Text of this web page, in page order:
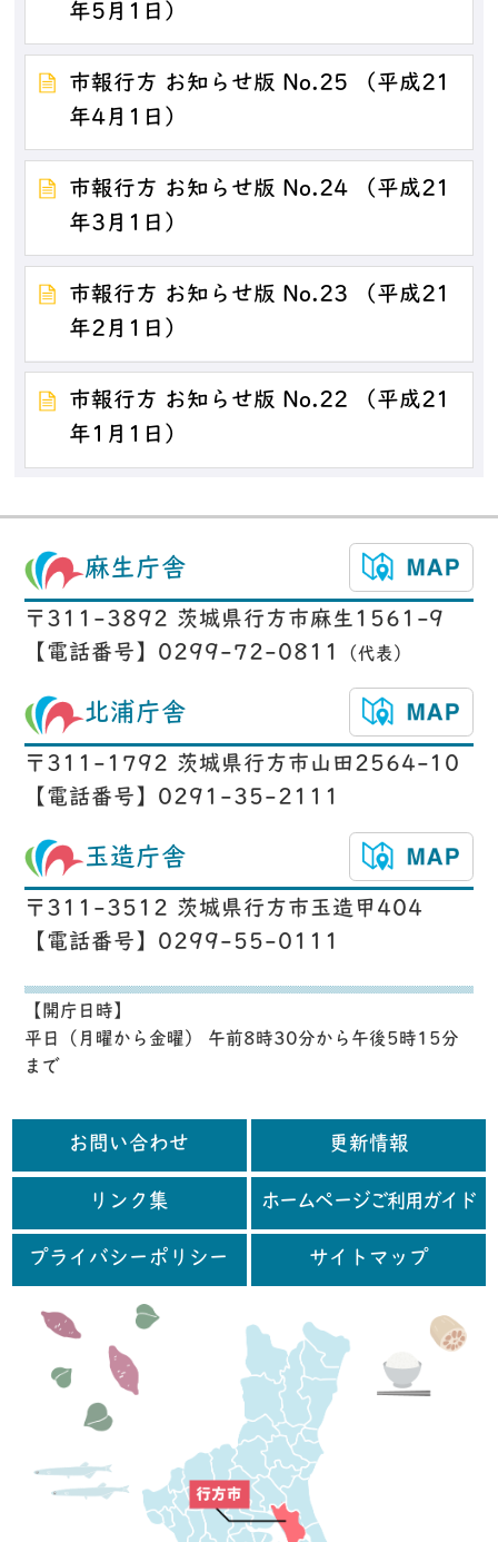
年5月1日）
市報行方 お知らせ版 No.25 （平成21
年4月1日）
市報行方 お知らせ版 No.24 （平成21
年3月1日）
市報行方 お知らせ版 No.23 （平成21
年2月1日）
市報行方 お知らせ版 No.22 （平成21
年1月1日）
麻生庁舎
〒311-3892 茨城県行方市麻生1561-9
【電話番号】0299-72-0811
（代表）
北浦庁舎
〒311-1792 茨城県行方市山田2564-10
【電話番号】0291-35-2111
玉造庁舎
〒311-3512 茨城県行方市玉造甲404
【電話番号】0299-55-0111
【開庁日時】
平日（月曜から金曜） 午前8時30分から午後5時15分
まで
お問い合わせ 更新情報
リンク集 ホームページご利用ガイド
プライバシーポリシー サイトマップ